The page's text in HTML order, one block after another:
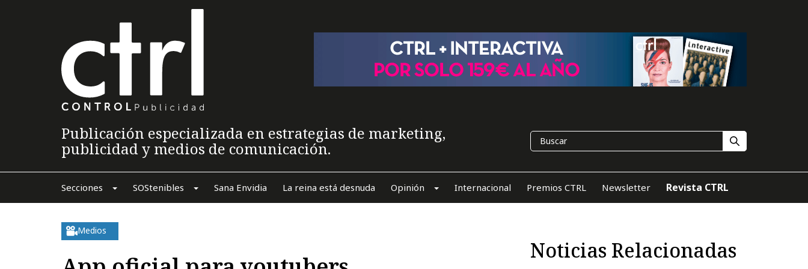
Publicación especializada en estrategias de marketing,
publicidad y medios de comunicación.
Secciones SOStenibles Sana Envidia La reina está desnuda Opinión Internacional Premios CTRL Newsletter Revista CTRL
Medios
Noticias Relacionadas